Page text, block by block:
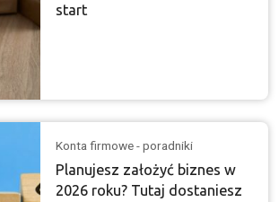
start
Konta firmowe - poradniki
Planujesz założyć biznes w
2026 roku? Tutaj dostaniesz